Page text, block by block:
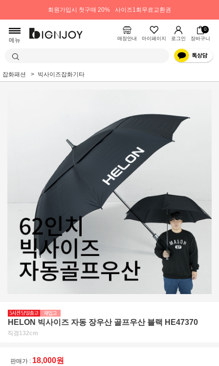
회원가입시 첫구매 20% 사이즈1회무료교환권
메뉴 매장안내 마이페이지 로그인
0
장바구니
잡화패션 빅사이즈잡화기타
HELON 빅사이즈 자동 장우산 골프우산 블랙 HE47370
직경132cm
판매가 : 18,000원